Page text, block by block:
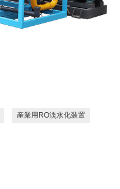
産業用RO淡水化装置